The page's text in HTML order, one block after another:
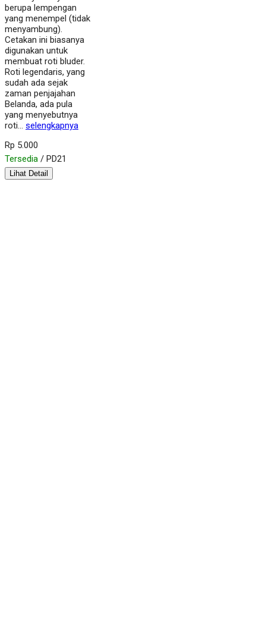
berupa lempengan
yang menempel (tidak
menyambung).
Cetakan ini biasanya
digunakan untuk
membuat roti bluder.
Roti legendaris, yang
sudah ada sejak
zaman penjajahan
Belanda, ada pula
yang menyebutnya
roti… selengkapnya
Rp 5.000
Tersedia / PD21
Lihat Detail